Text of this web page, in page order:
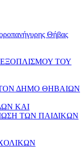
Θήβας
ΤΟΥ
ΔΗΜΟ ΘΗΒΑΙΩΝ
ΚΑΙ
ΤΩΝ ΠΑΙΔΙΚΩΝ